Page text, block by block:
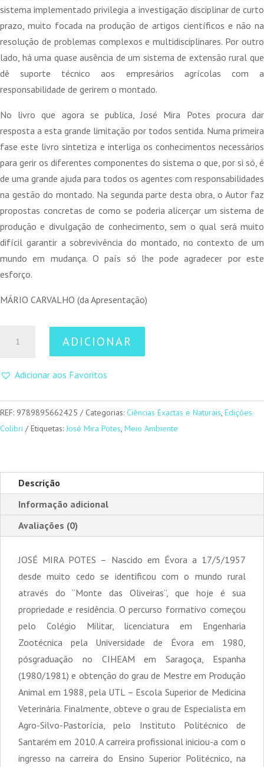
sistema implementado privilegia a investigação disciplinar de curto
prazo, muito focada na produção de artigos científicos e não na
resolução de problemas complexos e multidisciplinares. Por outro
lado, há uma quase ausência de um sistema de extensão rural que
dê suporte técnico aos empresários agrícolas com a
responsabilidade de gerirem o montado.
No livro que agora se publica, José Mira Potes procura dar
resposta a esta grande limitação por todos sentida. Numa primeira
fase este livro sintetiza e interliga os conhecimentos necessários
para gerir os diferentes componentes do sistema o que, por si só, é
de uma grande ajuda para todos os agentes com responsabilidades
na gestão do montado. Na segunda parte desta obra, o Autor faz
propostas concretas de como se poderia alicerçar um sistema de
produção e divulgação de conhecimento, sem o qual será muito
difícil garantir a sobrevivência do montado, no contexto de um
mundo em mudança. O país só lhe pode agradecer por este
esforço.
MÁRIO CARVALHO (da Apresentação)
Silvo-
ADICIONAR
Adicionar aos Favoritos
REF: 9789895662425 Categorias: Ciências Exactas e Naturais, Edições
Colibri
Etiquetas: José Mira Potes, Meio Ambiente
Descrição
Informação adicional
Avaliações (0)
JOSÉ MIRA POTES – Nascido em Évora a 17/5/1957
desde muito cedo se identificou com o mundo rural
através do “Monte das Oliveiras”, que hoje é sua
propriedade e residência. O percurso formativo começou
pelo Colégio Militar, licenciatura em Engenharia
Zootécnica pela Universidade de Évora em 1980,
pósgraduação no CIHEAM em Saragoça, Espanha
(1980/1981) e obtenção do grau de Mestre em Produção
Animal em 1988, pela UTL – Escola Superior de Medicina
Veterinária. Finalmente, obteve o grau de Especialista em
Agro-Silvo-Pastorícia, pelo Instituto Politécnico de
Santarém em 2010. A carreira profissional iniciou-a com o
ingresso na carreira do Ensino Superior Politécnico, na